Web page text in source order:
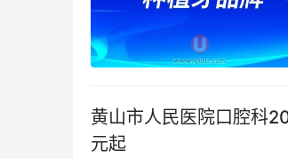
黄山市人民医院口腔科
元起